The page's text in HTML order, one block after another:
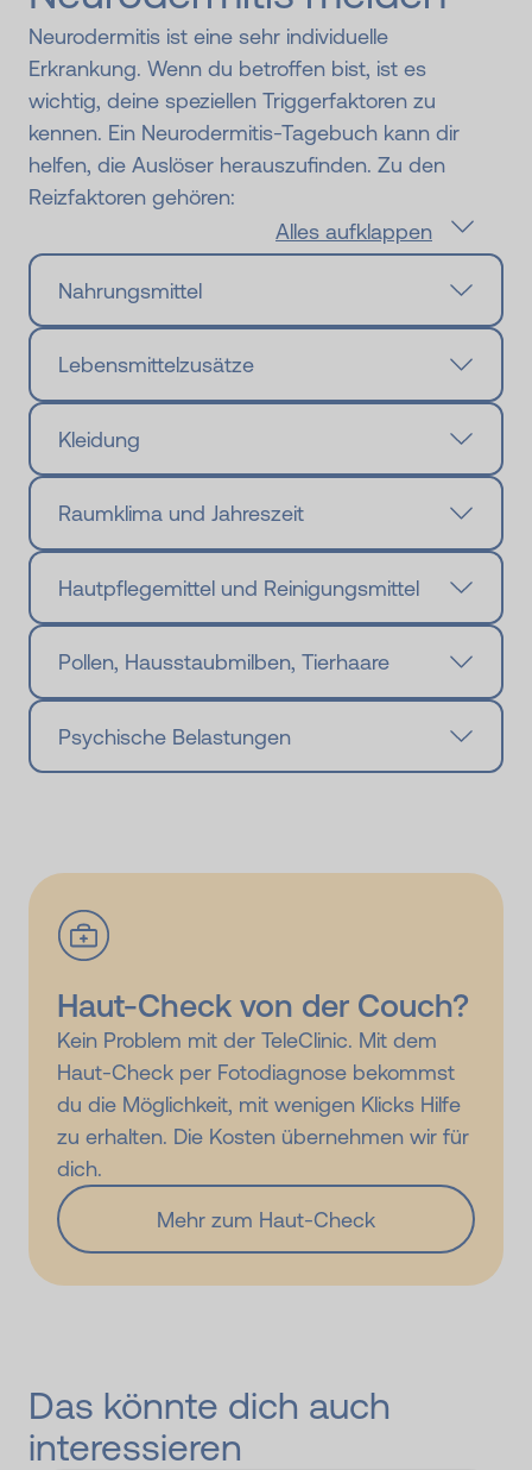
Neurodermitis ist eine sehr individuelle
Erkrankung. Wenn du betroffen bist, ist es
wichtig, deine speziellen Triggerfaktoren zu
kennen. Ein Neurodermitis-Tagebuch kann dir
helfen, die Auslöser herauszufinden. Zu den
Reizfaktoren gehören:
Alles aufklappen
Nahrungsmittel
Lebensmittelzusätze
Kleidung
Raumklima und Jahreszeit
Hautpflegemittel und Reinigungsmittel
Pollen, Hausstaubmilben, Tierhaare
Psychische Belastungen
Haut-Check von der Couch?
Kein Problem mit der TeleClinic. Mit dem
Haut-Check per Fotodiagnose bekommst
du die Möglichkeit, mit wenigen Klicks Hilfe
zu erhalten. Die Kosten übernehmen wir für
dich.
Mehr zum Haut-Check
Das könnte dich auch
interessieren